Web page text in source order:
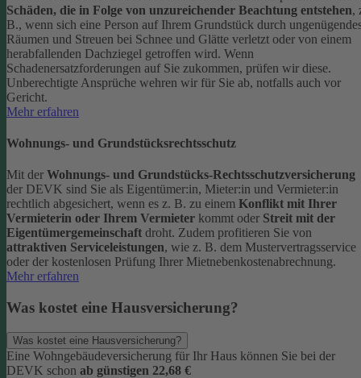
Schäden, die in Folge von unzureichender Beachtung entstehen,
B., wenn sich eine Person auf Ihrem Grundstück durch
Räumen und Streuen bei Schnee und Glätte verletzt oder von einem
herabfallenden Dachziegel getroffen wird. Wenn
Schadenersatzforderungen auf Sie zukommen, prüfen wir diese.
Unberechtigte Ansprüche wehren wir für Sie ab, notfalls auch vor
Gericht.
Mehr erfahren
Wohnungs- und Grundstücksrechtsschutz
Mit der Wohnungs- und Grundstücks-Rechtsschutzversicherung
der DEVK sind Sie als Eigentümer:in, Mieter:in und Vermieter:in
rechtlich abgesichert, wenn es z. B. zu einem Konflikt mit Ihrer
Vermieterin oder Ihrem Vermieter kommt oder Streit mit der
Eigentümergemeinschaft droht. Zudem profitieren Sie von
attraktiven Serviceleistungen, wie z. B. dem Mustervertragsservice
oder der kostenlosen Prüfung Ihrer Mietnebenkostenabrechnung.
Mehr erfahren
Was kostet eine Hausversicherung?
Was kostet eine Hausversicherung?
Eine Wohngebäudeversicherung für Ihr Haus können Sie bei der
DEVK schon ab günstigen 22,68 €